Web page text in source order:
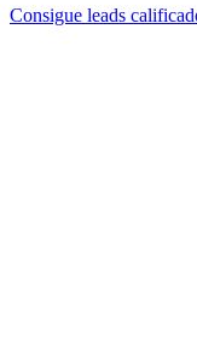
Consigue leads